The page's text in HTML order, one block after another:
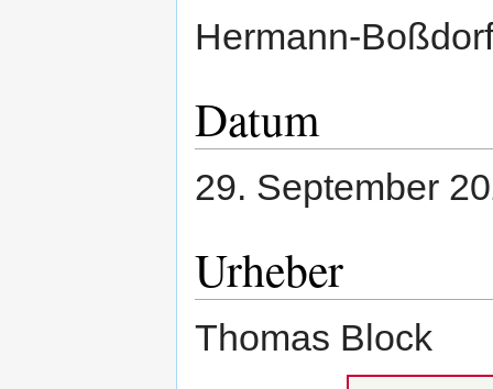
Hermann-
Datum
29. September
Urheber
Thomas Block